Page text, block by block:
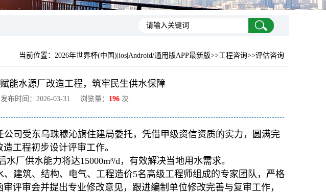
当前位置： 2026年世界杯(中国)|ios|Android/通用版APP最新版>>工程咨询>>评估咨询
能水源厂改造工程，筑牢民生供水保障
发布时间：2026-03-31 浏览量： 196次
司受东乌珠穆沁旗住建局委托，凭借甲级资信资质的实力，圆满完
工程初步设计评审工作。
厂供水能力将达15000m³/d，有效解决当地用水需求。
建筑、结构、电气、工程造价5名高级工程师组成的专家团队，严格
评审会并提出专业修改意见，跟进编制单位修改完善与复审工作，